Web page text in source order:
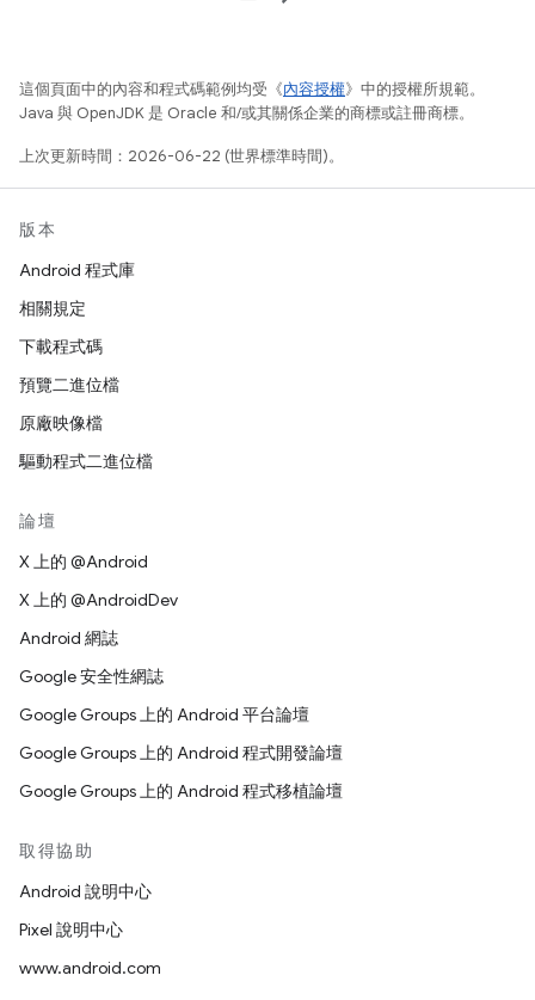
這個頁面中的內容和程式碼範例均受《內容授權》中的授權所規範。
Java 與 OpenJDK 是 Oracle 和/或其關係企業的商標或註冊商標。
上次更新時間：2026-06-22 (世界標準時間)。
版本
Android 程式庫
相關規定
下載程式碼
預覽二進位檔
原廠映像檔
驅動程式二進位檔
論壇
X 上的 @Android
X 上的 @AndroidDev
Android 網誌
Google 安全性網誌
Google Groups 上的 Android 平台論壇
Google Groups 上的 Android 程式開發論壇
Google Groups 上的 Android 程式移植論壇
取得協助
Android 說明中心
Pixel 說明中心
www.android.com